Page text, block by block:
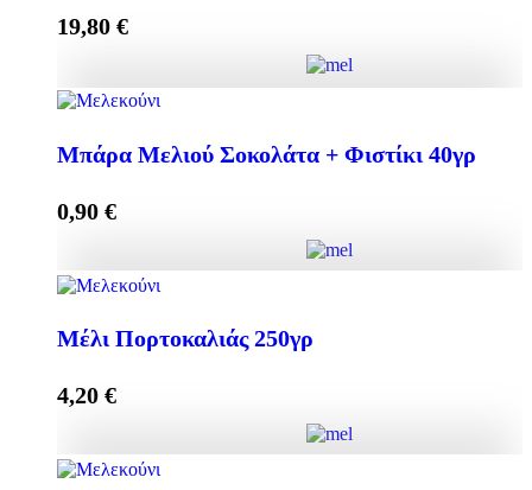
19,80 €
Box 24 τεμάχια x 40γρ ποσότητα
Προσθήκη στο καλάθι
Μπάρα Μελιού Σοκολάτα + Φιστίκι 40γρ
0,90 €
Μέλι Πορτοκαλιάς 250γρ
4,20 €